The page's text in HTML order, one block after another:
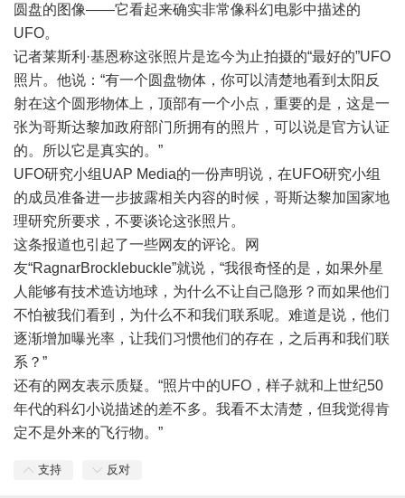
圆盘的图像——它看起来确实非常像科幻电影中描述的
UFO。
记者莱斯利·基恩称这张照片是迄今为止拍摄的“最好的”UFO
照片。他说：“有一个圆盘物体，你可以清楚地看到太阳反
射在这个圆形物体上，顶部有一个小点，重要的是，这是一
张为哥斯达黎加政府部门所拥有的照片，可以说是官方认证
的。所以它是真实的。”
UFO研究小组UAP Media的一份声明说，在UFO研究小组
的成员准备进一步披露相关内容的时候，哥斯达黎加国家地
理研究所要求，不要谈论这张照片。
这条报道也引起了一些网友的评论。网
友“RagnarBrocklebuckle”就说，“我很奇怪的是，如果外星
人 能够有技术造访地球，为什么不让自己隐形？而如果他们
不怕被我们看到，为什么不和我们联系呢。难道是说，他们
逐渐增加曝光率，让我们习惯他们的存在，之后再和我们联
系？”
还有的网友表示质疑。“照片中的UFO，样子就和上世纪50
年代的科幻小说描述的差不多。我看不太清楚，但我觉得肯
定不是外来的飞行物。”
支持 反对